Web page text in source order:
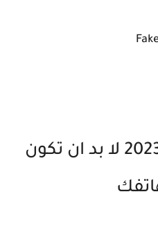
افضل تطبيقات 2023 لا بد ان تكون